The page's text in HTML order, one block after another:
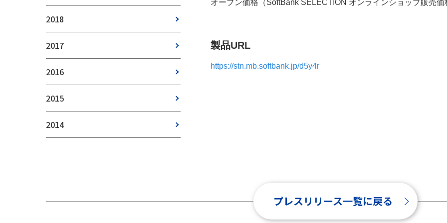
オープン価格（SoftBank SELECTION オンラインショップ販売価
製品URL
https://stn.mb.softbank.jp/d5y4r
2018
2017
2016
2015
2014
プレスリリース一覧に戻る